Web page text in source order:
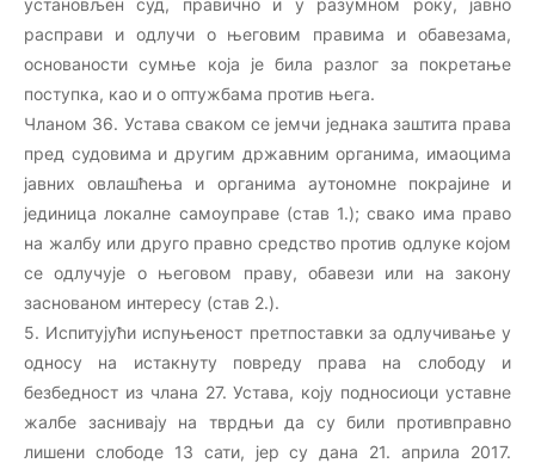
установљен суд, правично и у разумном року, јавно
расправи и одлучи о његовим правима и обавезама,
основаности сумње која је била разлог за покретање
поступка, као и о оптужбама против њега.
Чланом 36. Устава сваком се јемчи једнака заштита права
пред судовима и другим државним органима, имаоцима
јавних овлашћења и органима аутономне покрајине и
јединица локалне самоуправе (став 1.); свако има право
на жалбу или друго правно средство против одлуке којом
се одлучује о његовом праву, обавези или на закону
заснованом интересу (став 2.).
5. Испитујући испуњеност претпоставки за одлучивање у
односу на истакнуту повреду права на слободу и
безбедност из члана 27. Устава, коју подносиоци уставне
жалбе заснивају на тврдњи да су били противправно
лишени слободе 13 сати, јер су дана 21. априла 2017.